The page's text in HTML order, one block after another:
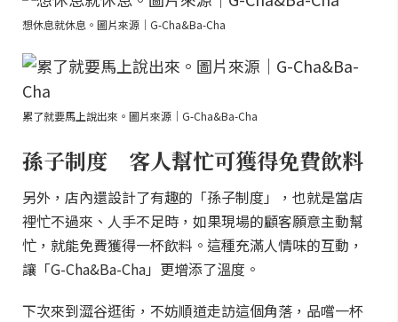
想休息就休息。圖片來源｜G-Cha&Ba-Cha
累了就要馬上說出來。圖片來源｜G-Cha&Ba-Cha
孫子制度 客人幫忙可獲得免費飲料
另外，店內還設計了有趣的「孫子制度」，也就是當店
裡忙不過來、人手不足時，如果現場的顧客願意主動幫
忙，就能免費獲得一杯飲料。這種充滿人情味的互動，
讓「G-Cha&Ba-Cha」更增添了溫度。
下次來到澀谷逛街，不妨順道走訪這個角落，品嚐一杯